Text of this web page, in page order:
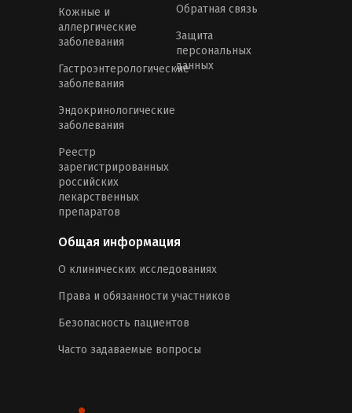
Кожные и
аллергические
заболевания
Гастроэнтерологические
заболевания
Эндокринологические
заболевания
Реестр
зарегистрированных
российских
лекарственных
препаратов
Обратная связь
Защита
персональных
данных
Общая информация
О клинических исследованиях
Права и обязанности участников
Безопасность пациентов
Часто задаваемые вопросы